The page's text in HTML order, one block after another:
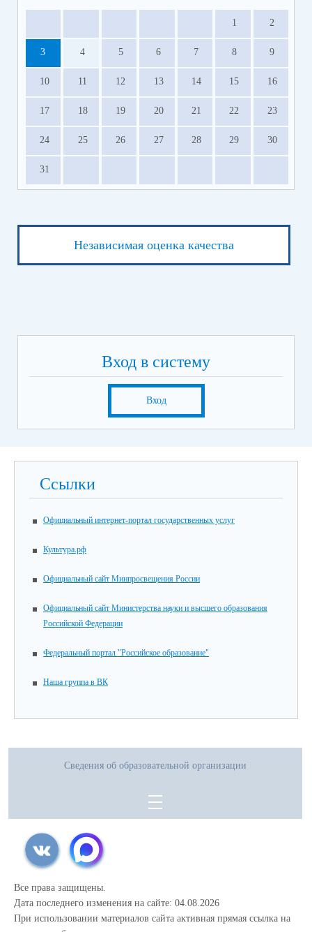
1 2
3 4 5 6 7 8 9
10 11 12 13 14 15 16
17 18 19 20 21 22 23
24 25 26 27 28 29 30
31
Независимая оценка качества
Вход в систему
Вход
Ссылки
Официальный интернет-портал государственных услуг
Культура.рф
Официальный сайт Минпросвещения России
Официальный сайт Министерства науки и высшего образования
Российской Федерации
Федеральный портал "Российское образование"
Наша группа в ВК
Сведения об образовательной организации
Все права защищены.
Дата последнего изменения на сайте: 04.08.2026
При использовании материалов сайта активная прямая ссылка на